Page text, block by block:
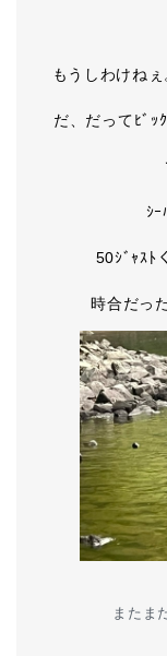
もうしわけね
だ、だってﾋﾞｯ
ｼｰ
50ｼﾞｬｽﾄ
時合だっ
またま